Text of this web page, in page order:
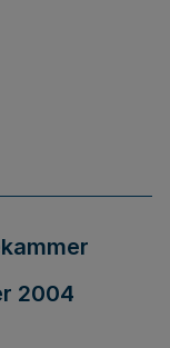
2004